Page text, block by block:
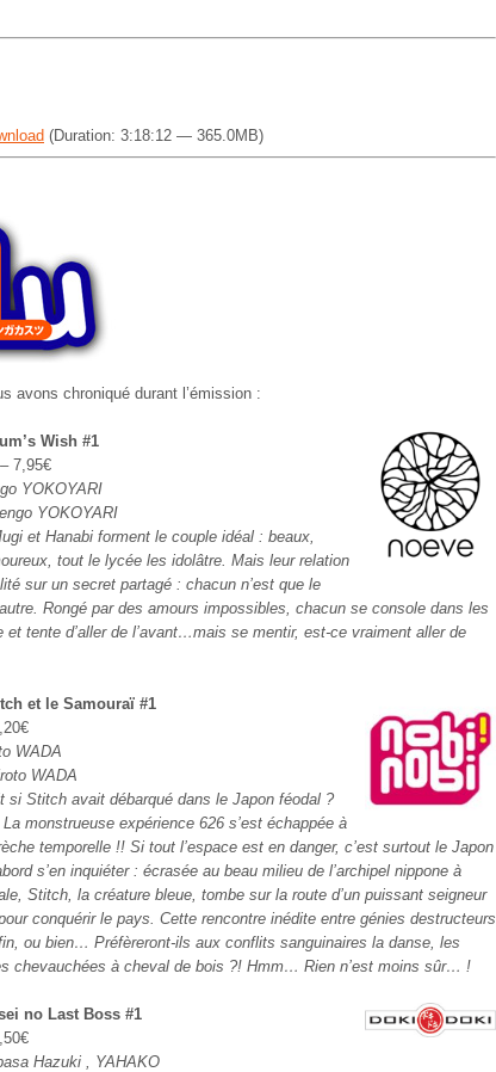
(Duration: 3:18:12 — 365.0MB)
avons chroniqué durant l’émission :
Wish #1
7,95€
YOKOYARI
YOKOYARI
et Hanabi forment le couple idéal : beaux,
tout le lycée les idolâtre. Mais leur relation
sur un secret partagé : chacun n’est que le
Rongé par des amours impossibles, chacun se console dans les
et tente d’aller de l’avant…mais se mentir, est-ce vraiment aller de
et le Samouraï #1
WADA
WADA
si Stitch avait débarqué dans le Japon féodal ?
monstrueuse expérience 626 s’est échappée à
temporelle !! Si tout l’espace est en danger, c’est surtout le Japon
s’en inquiéter : écrasée au beau milieu de l’archipel nippone à
Stitch, la créature bleue, tombe sur la route d’un puissant seigneur
conquérir le pays. Cette rencontre inédite entre génies destructeurs
ou bien… Préfèreront-ils aux conflits sanguinaires la danse, les
chevauchées à cheval de bois ?! Hmm… Rien n’est moins sûr… !
no Last Boss #1
Hazuki , YAHAKO